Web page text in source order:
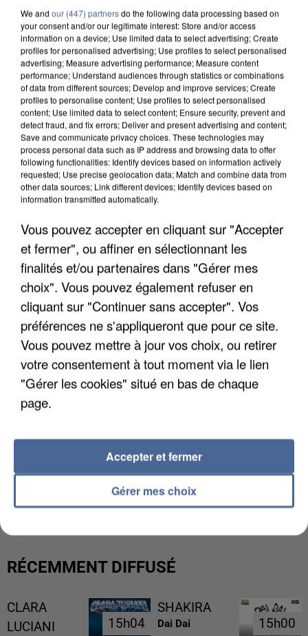
INTERPELLÉ EN ALGÉRIE
UNE TOURISTE DE L’OISE EMPORTÉE PAR UNE
COULÉE DE BOUE EN HAUTE-SAVOIE
RÉCEMMENT DIFFUSÉ
CLARA
LUCIANI
15h04
15h04
SHAKIRA
Dai Dai 15h00
15h00
We and our (447) partnersdo the following data processing based on
your consent and/or our legitimate interest: Store and/or access
information on a device; Use limited data to select advertising; Create
profiles for personalised advertising; Use profiles to select personalised
advertising; Measure advertising performance; Measure content
performance; Understand audiences through statistics or combinations
of data from different sources; Develop and improve services; Create
profiles to personalise content; Use profiles to select personalised
content; Use limited data to select content; Ensure security, prevent and
detect fraud, and fix errors; Deliver and present advertising and content;
Save and communicate privacy choices. These technologies may
process personal data such as IP address and browsing data to offer
following functionalities: Identify devices based on information actively
requested; Use precise geolocation data; Match and combine data from
other data sources; Link different devices; Identify devices based on
information transmitted automatically.
Vous pouvez accepter en cliquant sur "Accepter
et fermer", ou affiner en sélectionnant les
finalités et/ou partenaires dans "Gérer mes
choix". Vous pouvez également refuser en
cliquant sur "Continuer sans accepter". Vos
préférences ne s'appliqueront que pour ce site.
Vous pouvez mettre à jour vos choix, ou retirer
votre consentement à tout moment via le lien
"Gérer les cookies" situé en bas de chaque
page.
Gérer mes choix
Accepter et fermer